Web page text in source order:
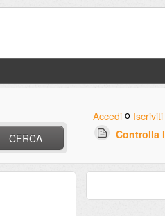
CERCA
Accedio Iscriviti
Controlla